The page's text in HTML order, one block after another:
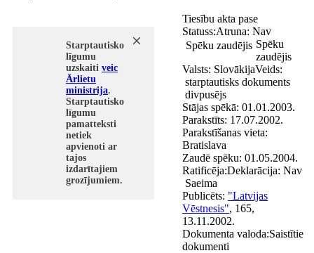
Starptautisko
līgumu
uzskaiti veic
Ārlietu
ministrija.
Starptautisko
līgumu
pamatteksti
netiek
apvienoti ar
tajos
izdarītajiem
grozījumiem.
Tiesību akta pase
Statuss:
Spēku zaudējis Spēku
zaudējis
Valsts: SlovākijaVeids:
starptautisks dokuments
divpusējs
Stājas spēkā: 01.01.2003.
Parakstīts: 17.07.2002.
Parakstīšanas vieta:
Bratislava
Zaudē spēku: 01.05.2004.
Ratificēja:
Saeima
Atruna: Nav
Deklarācija: Nav
Publicēts: "Latvijas
Vēstnesis", 165,
13.11.2002.
Dokumenta valoda:Saistītie
dokumenti